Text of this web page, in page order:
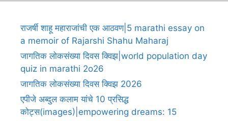
राजर्षी शाहू महाराजांची एक आठवण|5 marathi essay on
a memoir of Rajarshi Shahu Maharaj
जागतिक लोकसंख्या दिवस क्विझ|world population day
quiz in marathi 2o26
जागतिक लोकसंख्या दिवस क्विझ 2026
एपीजे अब्दुल कलाम यांचे 10 प्रसिद्ध
कोट्स(images)|empowering dreams: 15